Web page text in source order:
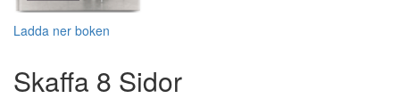
Ladda ner boken
Skaffa 8 Sidor